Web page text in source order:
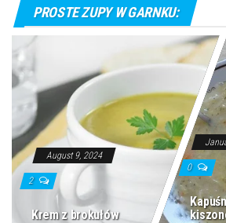
PROSTE ZUPY W GARNKU:
August 9, 2024
2
Krem z brokułów
0